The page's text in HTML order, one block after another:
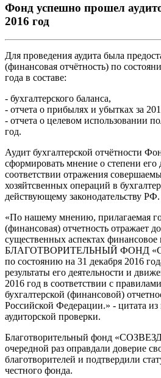
Фонд успешно прошел
2016 год
Для проведения аудита была
(финансовая отчётность) по
года в составе:
- бухгалтерского баланса,
- отчета о прибылях и убытках за
- отчета о целевом использовании
год.
Аудит бухгалтерской отчётности
сформировать мнение о степени его
соответствии отражения
хозяйтсвенных операций в
действующему законодательству РФ.
«По нашему мнению, прилагаемая
(финансовая) отчетность отражает
существенных аспектах
БЛАГОТВОРИТЕЛЬНЫЙ ФОНД
по состоянию на 31 декабря 2016
результаты его деятельности и
2016 год в соответствии с
бухгалтерской (финансовой)
Российской Федерации.» - цитата
аудиторской проверки.
Благотворительный фонд
очередной раз оправдали доверие
благотворителей и подтвердили
честного фонда.